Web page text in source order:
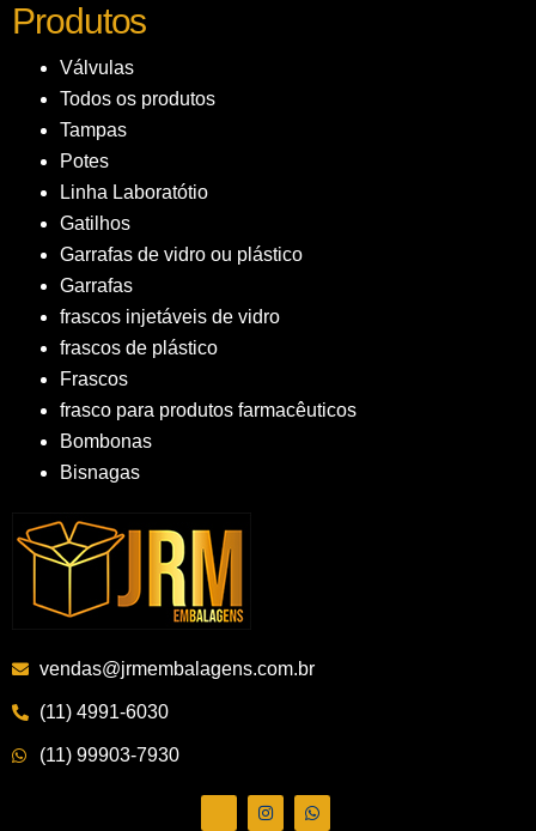
Produtos
Válvulas
Todos os produtos
Tampas
Potes
Linha Laboratótio
Gatilhos
Garrafas de vidro ou plástico
Garrafas
frascos injetáveis de vidro
frascos de plástico
Frascos
frasco para produtos farmacêuticos
Bombonas
Bisnagas
vendas@jrmembalagens.com.br
(11) 4991-6030
(11) 99903-7930